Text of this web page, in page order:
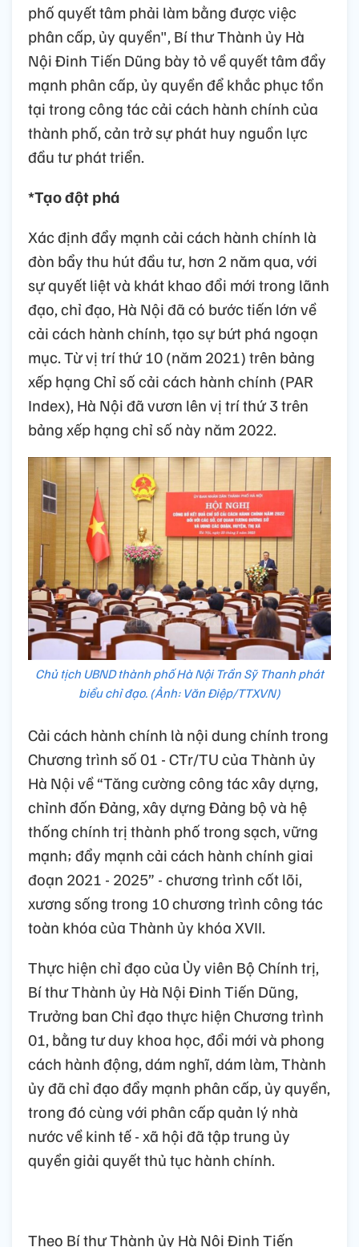
phố quyết tâm phải làm bằng được việc
phân cấp, ủy quyền", Bí thư Thành ủy Hà
Nội Đinh Tiến Dũng bày tỏ về quyết tâm đẩy
mạnh phân cấp, ủy quyền để khắc phục tồn
tại trong công tác cải cách hành chính của
thành phố, cản trở sự phát huy nguồn lực
đầu tư phát triển.
*Tạo đột phá
Xác định đẩy mạnh cải cách hành chính là
đòn bẩy thu hút đầu tư, hơn 2 năm qua, với
sự quyết liệt và khát khao đổi mới trong lãnh
đạo, chỉ đạo, Hà Nội đã có bước tiến lớn về
cải cách hành chính, tạo sự bứt phá ngoạn
mục. Từ vị trí thứ 10 (năm 2021) trên bảng
xếp hạng Chỉ số cải cách hành chính (PAR
Index), Hà Nội đã vươn lên vị trí thứ 3 trên
bảng xếp hạng chỉ số này năm 2022.
Chủ tịch UBND thành phố Hà Nội Trần Sỹ Thanh phát
biểu chỉ đạo. (Ảnh: Văn Điệp/TTXVN)
Cải cách hành chính là nội dung chính trong
Chương trình số 01 - CTr/TU của Thành ủy
Hà Nội về “Tăng cường công tác xây dựng,
chỉnh đốn Đảng, xây dựng Đảng bộ và hệ
thống chính trị thành phố trong sạch, vững
mạnh; đẩy mạnh cải cách hành chính giai
đoạn 2021 - 2025” - chương trình cốt lõi,
xương sống trong 10 chương trình công tác
toàn khóa của Thành ủy khóa XVII.
Thực hiện chỉ đạo của Ủy viên Bộ Chính trị,
Bí thư Thành ủy Hà Nội Đinh Tiến Dũng,
Trưởng ban Chỉ đạo thực hiện Chương trình
01, bằng tư duy khoa học, đổi mới và phong
cách hành động, dám nghĩ, dám làm, Thành
ủy đã chỉ đạo đẩy mạnh phân cấp, ủy quyền,
trong đó cùng với phân cấp quản lý nhà
nước về kinh tế - xã hội đã tập trung ủy
quyền giải quyết thủ tục hành chính.
Theo Bí thư Thành ủy Hà Nội Đinh Tiến